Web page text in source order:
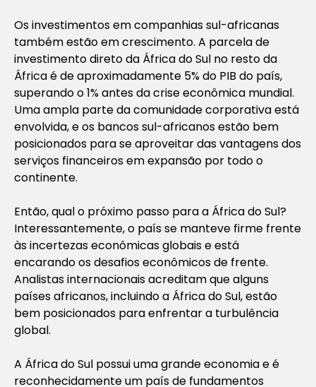
Os investimentos em companhias sul-africanas
também estão em crescimento. A parcela de
investimento direto da África do Sul no resto da
África é de aproximadamente 5% do PIB do país,
superando o 1% antes da crise econômica mundial.
Uma ampla parte da comunidade corporativa está
envolvida, e os bancos sul-africanos estão bem
posicionados para se aproveitar das vantagens dos
serviços financeiros em expansão por todo o
continente.
Então, qual o próximo passo para a África do Sul?
Interessantemente, o país se manteve firme frente
às incertezas econômicas globais e está
encarando os desafios econômicos de frente.
Analistas internacionais acreditam que alguns
países africanos, incluindo a África do Sul, estão
bem posicionados para enfrentar a turbulência
global.
A África do Sul possui uma grande economia e é
reconhecidamente um país de fundamentos